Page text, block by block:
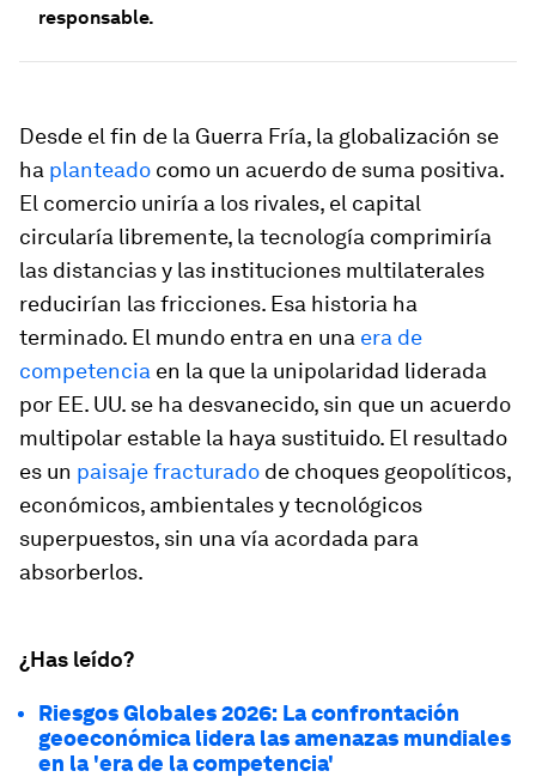
responsable.
Desde el fin de la Guerra Fría, la globalización se
ha planteado como un acuerdo de suma positiva.
El comercio uniría a los rivales, el capital
circularía libremente, la tecnología comprimiría
las distancias y las instituciones multilaterales
reducirían las fricciones. Esa historia ha
terminado. El mundo entra en una era de
competencia en la que la unipolaridad liderada
por EE. UU. se ha desvanecido, sin que un acuerdo
multipolar estable la haya sustituido. El resultado
es un paisaje fracturado de choques geopolíticos,
económicos, ambientales y tecnológicos
superpuestos, sin una vía acordada para
absorberlos.
¿Has leído?
Riesgos Globales 2026: La confrontación
geoeconómica lidera las amenazas mundiales
en la 'era de la competencia'